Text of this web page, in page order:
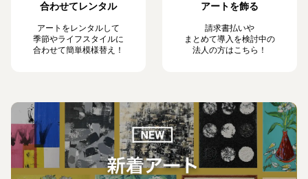
合わせてレンタル
アートをレンタルして
季節やライフスタイルに
合わせて簡単模様替え！
アートを飾る
請求書払いや
まとめて導入を検討中の
法人の方はこちら！